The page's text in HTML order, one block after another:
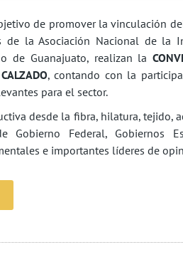
de promover la vinculación
de la Asociación Nacional de la
de Guanajuato, realizan la
, contando con la
para el sector.
desde la fibra, hilatura, tejido,
Gobierno Federal, Gobiernos
e importantes líderes de